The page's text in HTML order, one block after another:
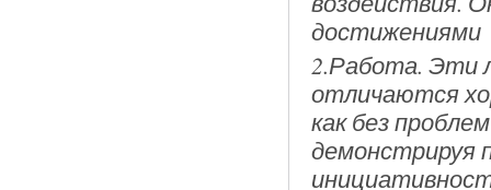
достижениями
2.Работа. Эти
отличаются
как без
демонстрируя